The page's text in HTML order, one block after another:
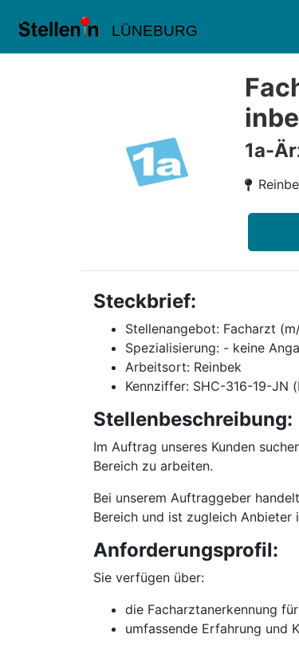
LÜNEBURG
1a-
Steckbrief:
Stellenangebot: Facharzt
Spezialisierung: - keine
Arbeitsort: Reinbek
Kennziffer: SHC-316-19-JN
Stellenbeschreibung:
Im Auftrag unseres Kunden
Bereich zu arbeiten.
Bei unserem Auftraggeber
Bereich und ist zugleich Anbieter
Anforderungsprofil:
Sie verfügen über:
die Facharztanerkennung
umfassende Erfahrung und